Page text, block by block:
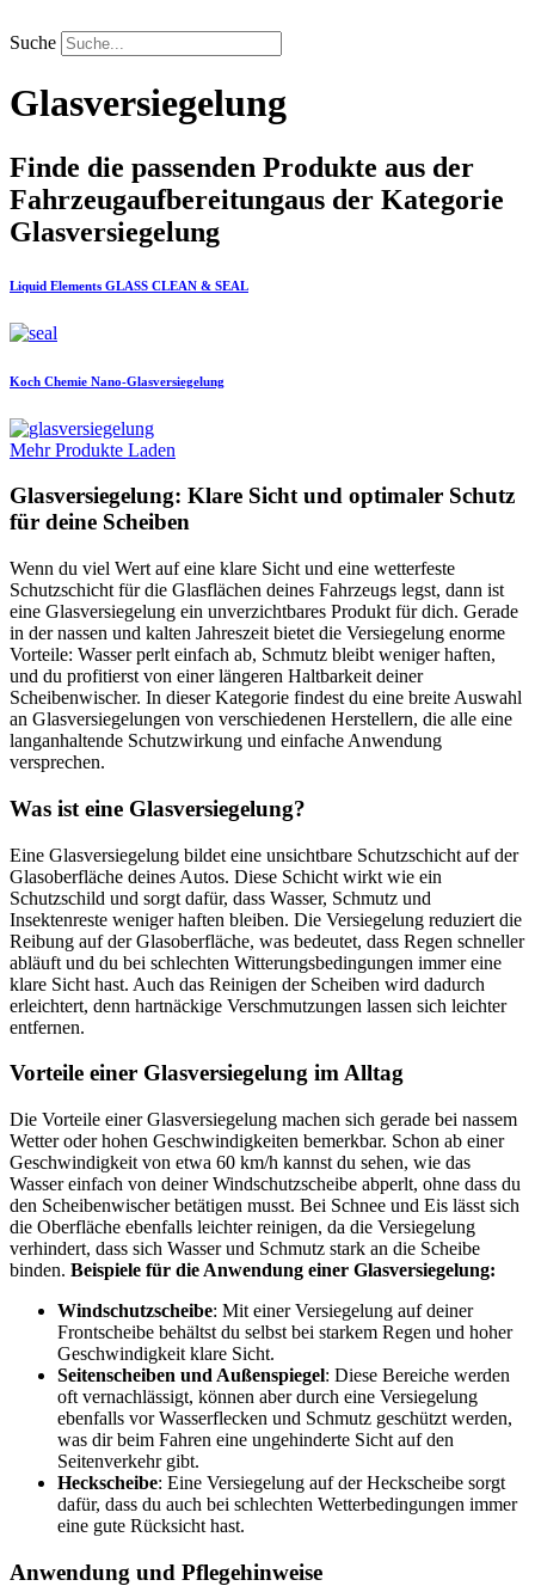
Inhalt
springen
Suche
Glasversiegelung
Finde die passenden Produkte aus der
Fahrzeugaufbereitungaus der Kategorie
Glasversiegelung
Liquid Elements GLASS CLEAN & SEAL
Koch Chemie Nano-Glasversiegelung
Mehr Produkte Laden
Glasversiegelung: Klare Sicht und optimaler Schutz
für deine Scheiben
Wenn du viel Wert auf eine klare Sicht und eine wetterfeste
Schutzschicht für die Glasflächen deines Fahrzeugs legst, dann ist
eine Glasversiegelung ein unverzichtbares Produkt für dich. Gerade
in der nassen und kalten Jahreszeit bietet die Versiegelung enorme
Vorteile: Wasser perlt einfach ab, Schmutz bleibt weniger haften,
und du profitierst von einer längeren Haltbarkeit deiner
Scheibenwischer. In dieser Kategorie findest du eine breite Auswahl
an Glasversiegelungen von verschiedenen Herstellern, die alle eine
langanhaltende Schutzwirkung und einfache Anwendung
versprechen.
Was ist eine Glasversiegelung?
Eine Glasversiegelung bildet eine unsichtbare Schutzschicht auf der
Glasoberfläche deines Autos. Diese Schicht wirkt wie ein
Schutzschild und sorgt dafür, dass Wasser, Schmutz und
Insektenreste weniger haften bleiben. Die Versiegelung reduziert die
Reibung auf der Glasoberfläche, was bedeutet, dass Regen schneller
abläuft und du bei schlechten Witterungsbedingungen immer eine
klare Sicht hast. Auch das Reinigen der Scheiben wird dadurch
erleichtert, denn hartnäckige Verschmutzungen lassen sich leichter
entfernen.
Vorteile einer Glasversiegelung im Alltag
Die Vorteile einer Glasversiegelung machen sich gerade bei nassem
Wetter oder hohen Geschwindigkeiten bemerkbar. Schon ab einer
Geschwindigkeit von etwa 60 km/h kannst du sehen, wie das
Wasser einfach von deiner Windschutzscheibe abperlt, ohne dass du
den Scheibenwischer betätigen musst. Bei Schnee und Eis lässt sich
die Oberfläche ebenfalls leichter reinigen, da die Versiegelung
verhindert, dass sich Wasser und Schmutz stark an die Scheibe
binden. Beispiele für die Anwendung einer Glasversiegelung:
Windschutzscheibe: Mit einer Versiegelung auf deiner
Frontscheibe behältst du selbst bei starkem Regen und hoher
Geschwindigkeit klare Sicht.
Seitenscheiben und Außenspiegel: Diese Bereiche werden
oft vernachlässigt, können aber durch eine Versiegelung
ebenfalls vor Wasserflecken und Schmutz geschützt werden,
was dir beim Fahren eine ungehinderte Sicht auf den
Seitenverkehr gibt.
Heckscheibe: Eine Versiegelung auf der Heckscheibe sorgt
dafür, dass du auch bei schlechten Wetterbedingungen immer
eine gute Rücksicht hast.
Anwendung und Pflegehinweise